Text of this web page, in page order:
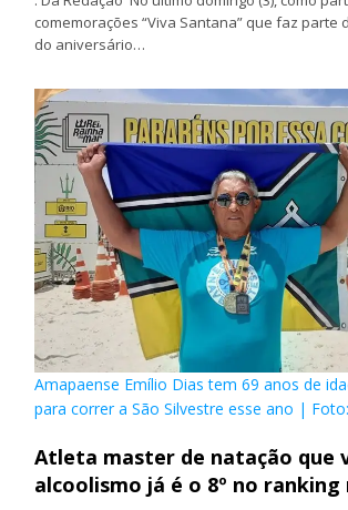
comemorações “Viva Santana” que faz parte
do aniversário…
Amapaense Emílio Dias tem 69 anos de
para correr a São Silvestre esse ano |
Atleta master de natação que
alcoolismo já é o 8º no ranking